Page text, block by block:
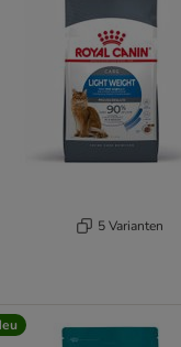
5 Varianten